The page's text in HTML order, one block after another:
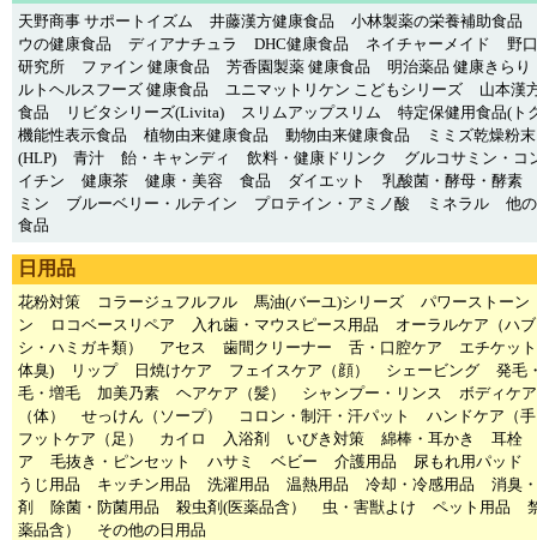
天野商事 サポートイズム 井藤漢方健康食品
小林製薬の栄養補助食品
ウの健康食品
ディアナチュラ DHC健康食品 ネイチャーメイド
野
研究所
ファイン 健康食品 芳香園製薬 健康食品
明治薬品 健康きらり
ルトヘルスフーズ 健康食品
ユニマットリケン こどもシリーズ
山本漢
食品
リビタシリーズ(Livita) スリムアップスリム
特定保健用食品(ト
機能性表示食品
植物由来健康食品 動物由来健康食品
ミミズ乾燥粉末
(HLP)
青汁 飴・キャンディ 飲料・健康ドリンク
グルコサミン・コ
イチン
健康茶 健康・美容 食品 ダイエット
乳酸菌・酵母・酵素
ミン
ブルーベリー・ルテイン プロテイン・アミノ酸 ミネラル
他
食品
日用品
花粉対策 コラージュフルフル 馬油(バーユ)シリーズ
パワーストーン
ン
ロコベースリペア 入れ歯・マウスピース用品
オーラルケア（ハ
シ・ハミガキ類）
アセス 歯間クリーナー 舌・口腔ケア
エチケッ
体臭)
リップ 日焼けケア フェイスケア（顔） シェービング
発毛
毛・増毛
加美乃素 ヘアケア（髪） シャンプー・リンス
ボディケア
（体）
せっけん（ソープ） コロン・制汗・汗パット
ハンドケア（
フットケア（足）
カイロ 入浴剤 いびき対策 綿棒・耳かき
耳栓
ア
毛抜き・ピンセット ハサミ ベビー 介護用品
尿もれ用パッド
うじ用品
キッチン用品 洗濯用品 温熱用品 冷却・冷感用品
消臭
剤
除菌・防菌用品 殺虫剤(医薬品含） 虫・害獣よけ ペット用品
薬品含）
その他の日用品